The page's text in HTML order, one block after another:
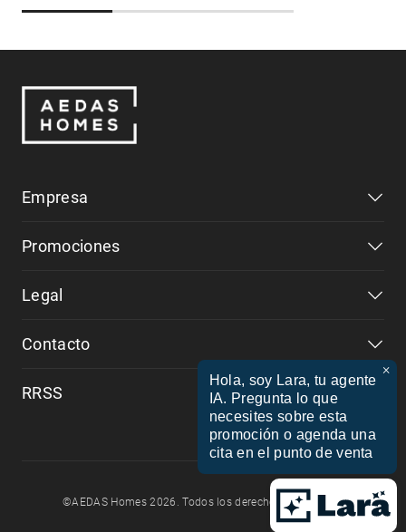
Empresa
Promociones
Legal
Contacto
RRSS
©AEDAS Homes 2026. Todos los derechos reservados.
×
Hola, soy Lara, tu agente
IA. Pregunta lo que
necesites sobre esta
promoción o agenda una
cita en el punto de venta